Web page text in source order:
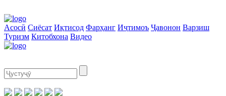
Асосӣ Сиёсат Иқтисод Фарҳанг Иҷтимоъ Ҷавонон Варзиш
Туризм Китобхона Видео